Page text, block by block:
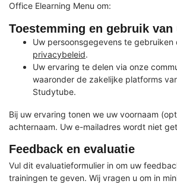
Office Elearning Menu om:
Toestemming en gebruik van
Uw persoonsgegevens te gebruiken
privacybeleid.
Uw ervaring te delen via onze
waaronder de zakelijke platforms
Studytube.
Bij uw ervaring tonen we uw voornaam
achternaam. Uw e-mailadres wordt niet
Feedback en evaluatie
Vul dit evaluatieformulier in om uw
trainingen te geven. Wij vragen u om in